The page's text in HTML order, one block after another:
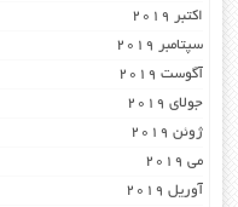
اکتبر 2019
سپتامبر 2019
آگوست 2019
جولای 2019
ژوئن 2019
می 2019
آوریل 2019